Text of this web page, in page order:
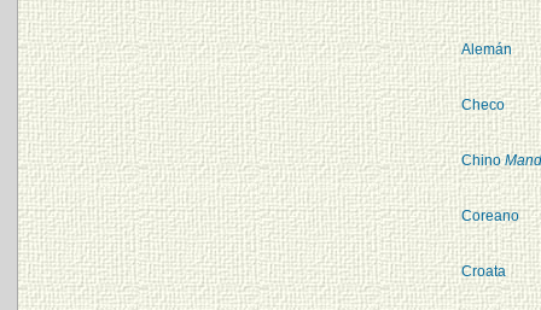
Alemán
Checo
Chino
Coreano
Croata